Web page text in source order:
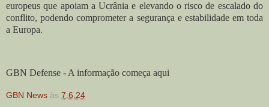
europeus que apoiam a Ucrânia e elevando o risco de escalado do
conflito, podendo comprometer a segurança e estabilidade em toda
a Europa.
GBN Defense - A informação começa aqui
GBN News às 7.6.24